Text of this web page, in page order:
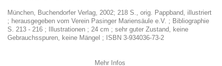
München, Buchendorfer Verlag, 2002; 218 S., orig. Pappband, illustriert
; herausgegeben vom Verein Pasinger Mariensäule e.V. ; Bibliographie
S. 213 - 216 ; Illustrationen ; 24 cm ; sehr guter Zustand, keine
Gebrauchsspuren, keine Mängel ; ISBN 3-934036-73-2
Mehr Infos